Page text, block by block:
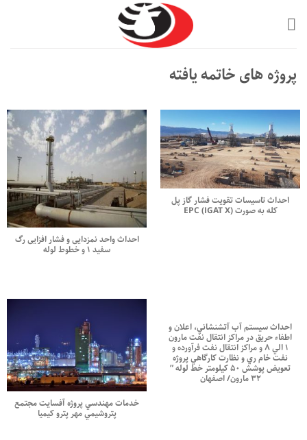
پروژه های خاتمه یافته
احداث تاسيسات تقويت فشار گاز پل
كله به صورت EPC (IGAT X)
احداث واحد نمزدایی و فشار افزایی رگ
سفید ۱ و خطوط لوله
احداث سيستم آب آتشنشاني، اعلان و
اطفاء حريق در مراكز انتقال نفت مارون
۱ الي ۸ و مراكز انتقال نفت فرآورده و
نفت خام ري و نظارت كارگاهي پروژه
تعويض پوشش ۵۰ كيلومتر خط لوله ”
۳۲ مارون/ اصفهان
خدمات مهندسي پروژه آفسايت مجتمع
پتروشيمي مهر پترو كيميا